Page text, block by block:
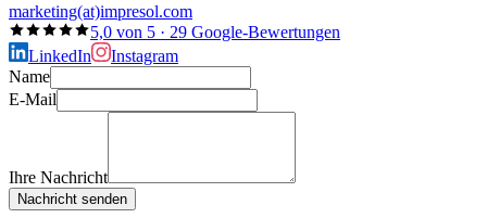
marketing(at)impresol.com
5,0 von 5 · 29 Google-Bewertungen
LinkedIn
Instagram
Name
E-Mail
Ihre Nachricht
Nachricht senden